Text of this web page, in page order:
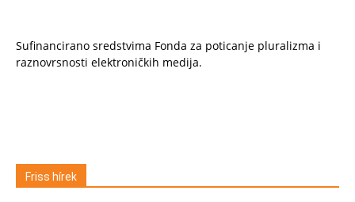
Sufinancirano sredstvima Fonda za poticanje pluralizma i
raznovrsnosti elektroničkih medija.
Friss hírek